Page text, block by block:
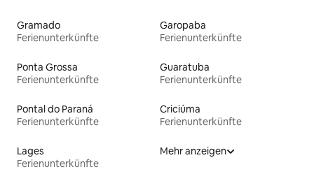
Gramado
Ferienunterkünfte
Garopaba
Ferienunterkünfte
Ponta Grossa
Ferienunterkünfte
Guaratuba
Ferienunterkünfte
Pontal do Paraná
Ferienunterkünfte
Criciúma
Ferienunterkünfte
Lages
Ferienunterkünfte
Mehr anzeigen